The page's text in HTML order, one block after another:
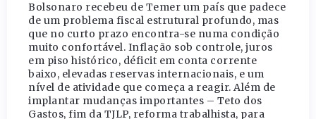
Bolsonaro recebeu de Temer um país que padece
de um problema fiscal estrutural profundo, mas
que no curto prazo encontra-se numa condição
muito confortável. Inflação sob controle, juros
em piso histórico, déficit em conta corrente
baixo, elevadas reservas internacionais, e um
nível de atividade que começa a reagir. Além de
implantar mudanças importantes – Teto dos
Gastos, fim da TJLP, reforma trabalhista, para